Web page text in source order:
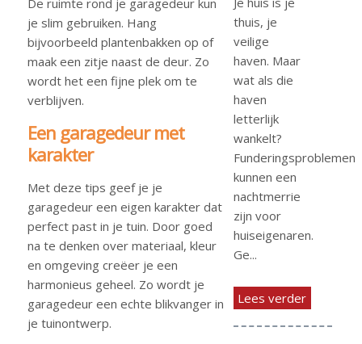
De ruimte rond je garagedeur kun
je slim gebruiken. Hang
bijvoorbeeld plantenbakken op of
maak een zitje naast de deur. Zo
wordt het een fijne plek om te
verblijven.
Een garagedeur met
karakter
Met deze tips geef je je
garagedeur een eigen karakter dat
perfect past in je tuin. Door goed
na te denken over materiaal, kleur
en omgeving creëer je een
harmonieus geheel. Zo wordt je
garagedeur een echte blikvanger in
je tuinontwerp.
thuis, je
veilige
haven. Maar
wat als die
haven
letterlijk
wankelt?
Funderingsproblemen
kunnen een
nachtmerrie
zijn voor
huiseigenaren.
Ge...
Lees verder